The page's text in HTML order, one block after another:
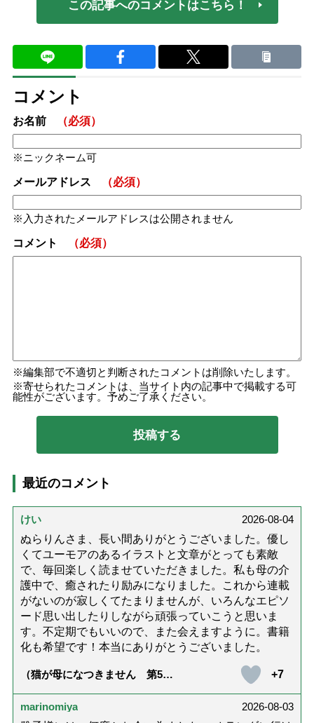
この記事へのコメントはこちら！
コメント
お名前 （必須）
ニックネーム可
メールアドレス （必須）
入力されたメールアドレスは公開されません
コメント （必須）
編集部で不適切と判断されたコメントは削除いたします。
寄せられたコメントは、当サイト内の記事中で掲載する可
能性がございます。予めご了承ください。
最近のコメント
けい
2026-08-04
ぬらりんさま、長い間ありがとうございました。優し
くてユーモアのあるイラストと文章がとっても素敵
で、毎回楽しく読ませていただきました。私も母の介
護中で、癒されたり励みになりました。これから連載
がないのが寂しくてたまりませんが、いろんなエピソ
ード思い出したりしながら頑張っていこうと思いま
す。不定期でもいいので、また会えますように。書籍
化も希望です！本当にありがとうございました。
（猫が母になつきません 第500
+7
marinomiya
2026-08-03